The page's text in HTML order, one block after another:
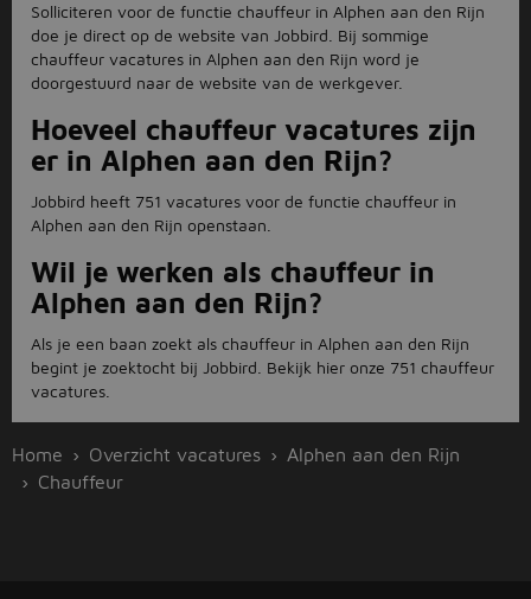
Solliciteren voor de functie chauffeur in Alphen aan den Rijn
doe je direct op de website van Jobbird. Bij sommige
chauffeur vacatures in Alphen aan den Rijn word je
doorgestuurd naar de website van de werkgever.
Hoeveel chauffeur vacatures zijn
er in Alphen aan den Rijn?
Jobbird heeft 751 vacatures voor de functie chauffeur in
Alphen aan den Rijn openstaan.
Wil je werken als chauffeur in
Alphen aan den Rijn?
Als je een baan zoekt als chauffeur in Alphen aan den Rijn
begint je zoektocht bij Jobbird. Bekijk hier onze 751 chauffeur
vacatures.
Home Overzicht vacatures
Alphen aan den Rijn
Chauffeur